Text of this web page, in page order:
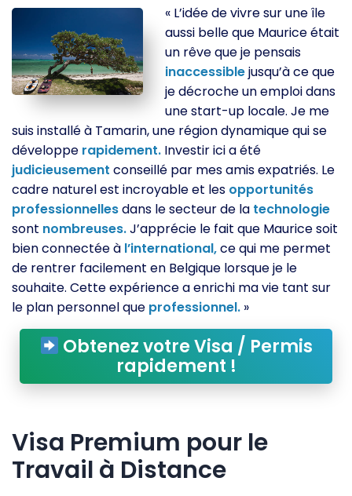
« L’idée de vivre sur une île
aussi belle que Maurice était
un rêve que je pensais
inaccessiblejusqu’à ce que
je décroche un emploi dans
une start-up locale. Je me
suis installé à Tamarin, une région dynamique qui se
développe rapidement. Investir ici a été
judicieusement conseillé par mes amis expatriés. Le
cadre naturel est incroyable et les opportunités
professionnellesdans le secteur de la technologie
sont nombreuses.J’apprécie le fait que Maurice soit
bien connectée à l’international,ce qui me permet
de rentrer facilement en Belgique lorsque je le
souhaite. Cette expérience a enrichi ma vie tant sur
le plan personnel que professionnel. »
Obtenez votre Visa / Permis
rapidement !
Visa Premium pour le
Travail à Distance